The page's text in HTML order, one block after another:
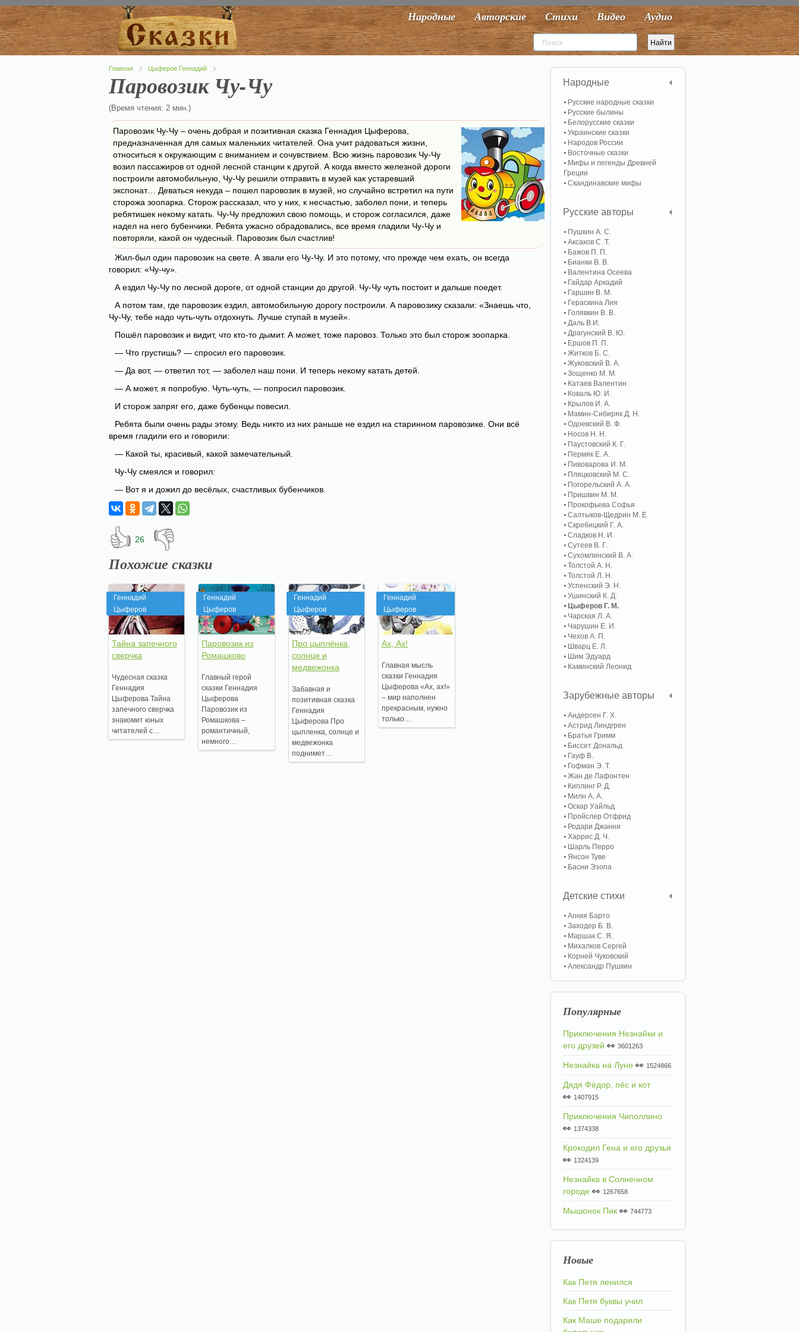
Народные Авторские Стихи Видео Аудио
Главная Цыферов Геннадий
Паровозик Чу-Чу
(Время чтения: 2 мин.)
Паровозик Чу-Чу – очень добрая и позитивная сказка Геннадия Цыферова,
предназначенная для самых маленьких читателей. Она учит радоваться жизни,
относиться к окружающим с вниманием и сочувствием. Всю жизнь паровозик Чу-Чу
возил пассажиров от одной лесной станции к другой. А когда вместо железной дороги
построили автомобильную, Чу-Чу решили отправить в музей как устаревший
экспонат… Деваться некуда – пошел паровозик в музей, но случайно встретил на пути
сторожа зоопарка. Сторож рассказал, что у них, к несчастью, заболел пони, и теперь
ребятишек некому катать. Чу-Чу предложил свою помощь, и сторож согласился, даже
надел на него бубенчики. Ребята ужасно обрадовались, все время гладили Чу-Чу и
повторяли, какой он чудесный. Паровозик был счастлив!
Жил-был один паровозик на свете. А звали его Чу-Чу. И это потому, что прежде чем ехать, он всегда
говорил: «Чу-чу».
А ездил Чу-Чу по лесной дороге, от одной станции до другой. Чу-Чу чуть постоит и дальше поедет.
А потом там, где паровозик ездил, автомобильную дорогу построили. А паровозику сказали: «Знаешь что,
Чу-Чу, тебе надо чуть-чуть отдохнуть. Лучше ступай в музей».
Пошёл паровозик и видит, что кто-то дымит. А может, тоже паровоз. Только это был сторож зоопарка.
— Что грустишь? — спросил его паровозик.
— Да вот, — ответил тот, — заболел наш пони. И теперь некому катать детей.
— А может, я попробую. Чуть-чуть, — попросил паровозик.
И сторож запряг его, даже бубенцы повесил.
Ребята были очень рады этому. Ведь никто из них раньше не ездил на старинном паровозике. Они всё
время гладили его и говорили:
— Какой ты, красивый, какой замечательный.
Чу-Чу смеялся и говорил:
— Вот я и дожил до весёлых, счастливых бубенчиков.
👍 26 👎
Похожие сказки
Геннадий
Цыферов
Тайна запечного
сверчка
Чудесная сказка
Геннадия
Цыферова Тайна
запечного сверчка
знакомит юных
читателей с…
Геннадий
Цыферов
Паровозик из
Ромашково
Главный герой
сказки Геннадия
Цыферова
Паровозик из
Ромашкова –
романтичный,
немного…
Геннадий
Цыферов
Про цыплёнка,
солнце и
медвежонка
Забавная и
позитивная сказка
Геннадия
Цыферова Про
цыпленка, солнце и
медвежонка
поднимет…
Геннадий
Цыферов
Ах, Ах!
Главная мысль
сказки Геннадия
Цыферова «Ах, ах!»
– мир наполнен
прекрасным, нужно
только…
Народные
Русские народные сказки
Русские былины
Белорусские сказки
Украинские сказки
Народов России
Восточные сказки
Мифы и легенды Древней
Греции
Скандинавские мифы
Русские авторы
Пушкин А. С.
Аксаков С. Т.
Бажов П. П.
Бианки В. В.
Валентина Осеева
Гайдар Аркадий
Гаршин В. М.
Гераскина Лия
Голявкин В. В.
Даль В.И.
Драгунский В. Ю.
Ершов П. П.
Житков Б. С.
Жуковский В. А.
Зощенко М. М.
Катаев Валентин
Коваль Ю. И.
Крылов И. А.
Мамин-Сибиряк Д. Н.
Одоевский В. Ф.
Носов Н. Н.
Паустовский К. Г.
Пермяк Е. А.
Пивоварова И. М.
Пляцковский М. С.
Погорельский А. A.
Пришвин М. М.
Прокофьева Софья
Салтыков-Щедрин М. Е.
Скребицкий Г. А.
Сладков Н. И.
Сутеев В. Г.
Сухомлинский В. А.
Толстой А. Н.
Толстой Л. Н.
Успенский Э. Н.
Ушинский К. Д.
Цыферов Г. М.
Чарская Л. А.
Чарушин Е. И.
Чехов А. П.
Шварц Е. Л.
Шим Эдуард
Каминский Леонид
Зарубежные авторы
Андерсен Г. Х.
Астрид Линдгрен
Братья Гримм
Биссет Дональд
Гауф В.
Гофман Э. Т.
Жан де Лафонтен
Киплинг Р. Д.
Милн А. А.
Оскар Уайльд
Пройслер Отфрид
Родари Джанни
Харрис Д. Ч.
Шарль Перро
Янсон Туве
Басни Эзопа
Детские стихи
Агния Барто
Заходер Б. В.
Маршак С. Я.
Михалков Сергей
Корней Чуковский
Александр Пушкин
Популярные
Приключения Незнайки и
его друзей 👀 3601263
Незнайка на Луне 👀 1524866
Дядя Фёдор, пёс и кот
👀 1407915
Приключения Чиполлино
👀 1374338
Крокодил Гена и его друзья
👀 1324139
Незнайка в Солнечном
городе 👀 1267658
Мышонок Пик 👀 744773
Новые
Как Петя ленился
Как Петя буквы учил
Как Маше подарили